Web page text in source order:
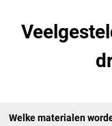
Welke materialen